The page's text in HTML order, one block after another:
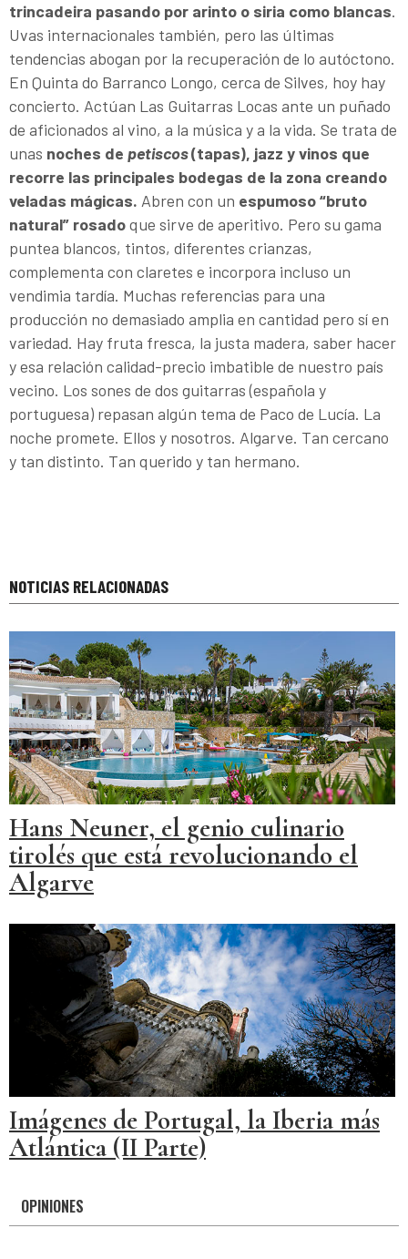
trincadeira pasando por arinto o siria como blancas.
Uvas internacionales también, pero las últimas
tendencias abogan por la recuperación de lo autóctono.
En Quinta do Barranco Longo, cerca de Silves, hoy hay
concierto. Actúan Las Guitarras Locas ante un puñado
de aficionados al vino, a la música y a la vida. Se trata de
unas noches de petiscos(tapas), jazz y vinos que
recorre las principales bodegas de la zona creando
veladas mágicas. Abren con un espumoso “bruto
natural” rosadoque sirve de aperitivo. Pero su gama
puntea blancos, tintos, diferentes crianzas,
complementa con claretes e incorpora incluso un
vendimia tardía. Muchas referencias para una
producción no demasiado amplia en cantidad pero sí en
variedad. Hay fruta fresca, la justa madera, saber hacer
y esa relación calidad-precio imbatible de nuestro país
vecino. Los sones de dos guitarras (española y
portuguesa) repasan algún tema de Paco de Lucía. La
noche promete. Ellos y nosotros. Algarve. Tan cercano
y tan distinto. Tan querido y tan hermano.
NOTICIAS RELACIONADAS
Hans Neuner, el genio culinario
tirolés que está revolucionando el
Algarve
Imágenes de Portugal, la Iberia más
Atlántica (II Parte)
OPINIONES